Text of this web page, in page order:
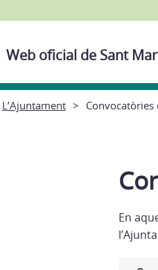
Web oficial de Sant
L’Ajuntament Convocatòries
En